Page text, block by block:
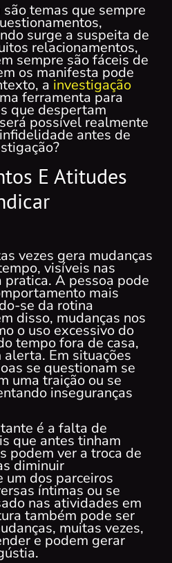
temas que sempre
surge a suspeita de
relacionamentos,
sempre são fáceis de
os manifesta pode
a investigação
ferramenta para
que despertam
possível realmente
antes de
E Atitudes
vezes gera mudanças
visíveis nas
A pessoa pode
mais
se da rotina
disso, mudanças nos
o uso excessivo do
tempo fora de casa,
Em situações
se questionam se
uma traição ou se
inseguranças
é a falta de
que antes tinham
podem ver a troca de
diminuir
um dos parceiros
íntimas ou se
nas atividades em
também pode ser
muitas vezes,
e podem gerar